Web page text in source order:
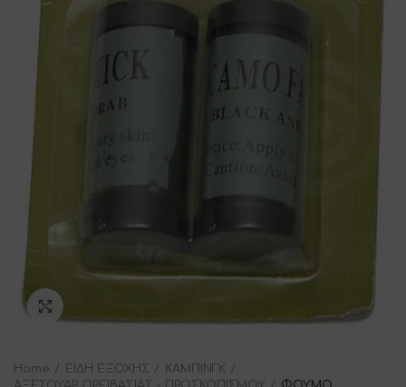
Home ΕΙΔΗ ΕΞΟΧΗΣ
ΚΑΜΠΙΝΓΚ